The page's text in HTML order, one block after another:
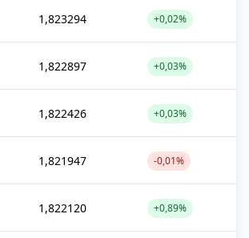
1,823294 +0,02%
1,822897 +0,03%
1,822426 +0,03%
1,821947 -0,01%
1,822120 +0,89%